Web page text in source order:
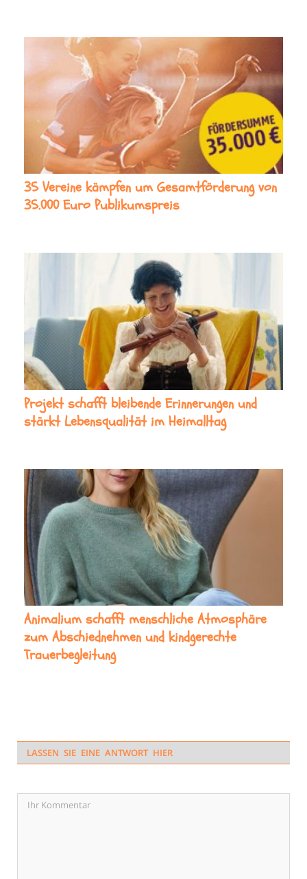
35 Vereine kämpfen um Gesamtförderung von
35.000 Euro Publikumspreis
Projekt schafft bleibende Erinnerungen und
stärkt Lebensqualität im Heimalltag
Animalium schafft menschliche Atmosphäre
zum Abschiednehmen und kindgerechte
Trauerbegleitung
LASSEN SIE EINE ANTWORT HIER